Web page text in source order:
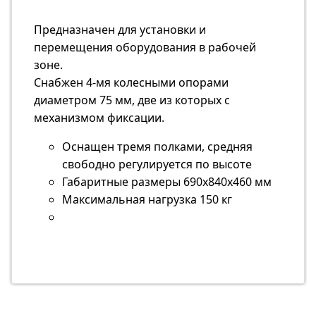
Предназначен для установки и
перемещения оборудования в рабочей
зоне.
Снабжен 4-мя колесными опорами
диаметром 75 мм, две из которых с
механизмом фиксации.
Оснащен тремя полками, средняя
свободно регулируется по высоте
Габаритные размеры 690х840х460 мм
Максимальная нагрузка 150 кг